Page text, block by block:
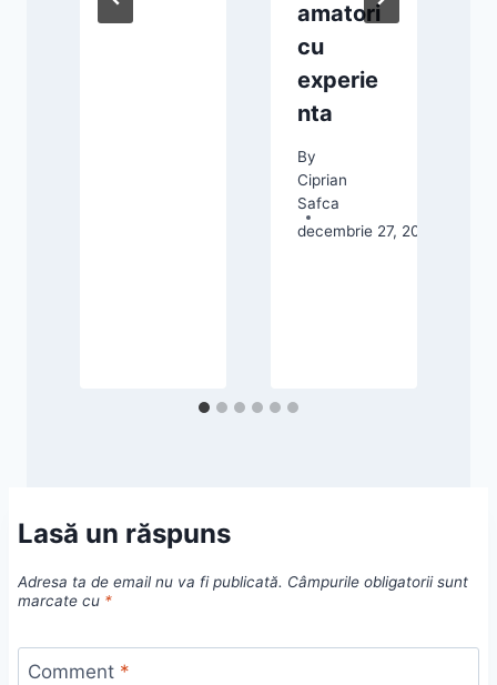
amatori
cu
experie
nta
By
Ciprian
Safca
decembrie 27, 2025
Lasă un răspuns
Adresa ta de email nu va fi publicată. Câmpurile obligatorii sunt
marcate cu *
Comment *